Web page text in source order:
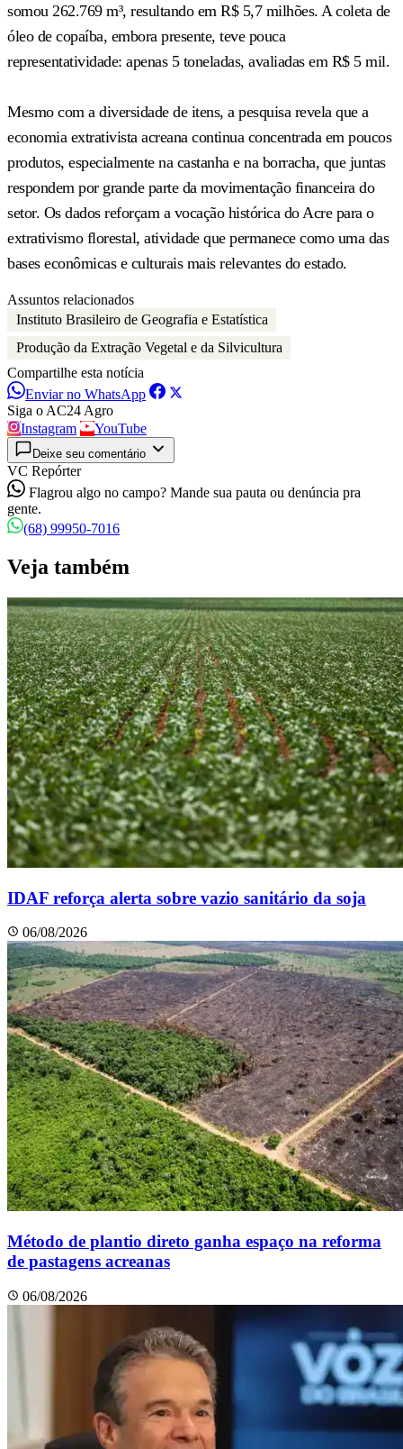
somou 262.769 m³, resultando em R$ 5,7 milhões. A coleta de
óleo de copaíba, embora presente, teve pouca
representatividade: apenas 5 toneladas, avaliadas em R$ 5 mil.
Mesmo com a diversidade de itens, a pesquisa revela que a
economia extrativista acreana continua concentrada em poucos
produtos, especialmente na castanha e na borracha, que juntas
respondem por grande parte da movimentação financeira do
setor. Os dados reforçam a vocação histórica do Acre para o
extrativismo florestal, atividade que permanece como uma das
bases econômicas e culturais mais relevantes do estado.
Assuntos relacionados
Instituto Brasileiro de Geografia e Estatística
Produção da Extração Vegetal e da Silvicultura
Compartilhe esta notícia
Enviar no WhatsApp
Siga o AC24 Agro
Instagram
YouTube
Deixe seu comentário
VC Repórter
Flagrou algo no campo? Mande sua pauta ou denúncia pra
gente.
(68) 99950-7016
Veja também
IDAF reforça alerta sobre vazio sanitário da soja
06/08/2026
Método de plantio direto ganha espaço na reforma
de pastagens acreanas
06/08/2026